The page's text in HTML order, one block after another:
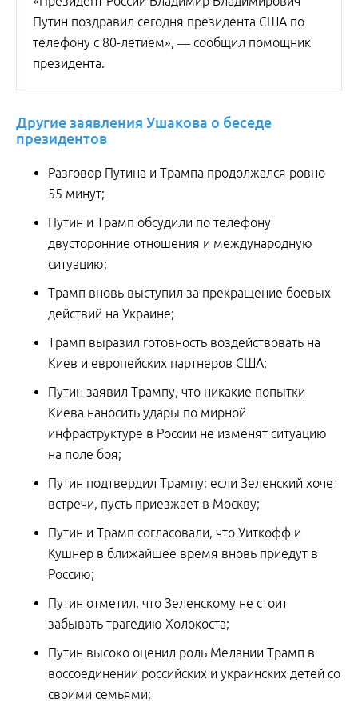
Путин поздравил сегодня президента США по
телефону с 80-летием», — сообщил помощник
президента.
Другие заявления Ушакова о беседе
президентов
Разговор Путина и Трампа продолжался ровно
55 минут;
Путин и Трамп обсудили по телефону
двусторонние отношения и международную
ситуацию;
Трамп вновь выступил за прекращение боевых
действий на Украине;
Трамп выразил готовность воздействовать на
Киев и европейских партнеров США;
Путин заявил Трампу, что никакие попытки
Киева наносить удары по мирной
инфраструктуре в России не изменят ситуацию
на поле боя;
Путин подтвердил Трампу: если Зеленский хочет
встречи, пусть приезжает в Москву;
Путин и Трамп согласовали, что Уиткофф и
Кушнер в ближайшее время вновь приедут в
Россию;
Путин отметил, что Зеленскому не стоит
забывать трагедию Холокоста;
Путин высоко оценил роль Мелании Трамп в
воссоединении российских и украинских детей со
своими семьями;